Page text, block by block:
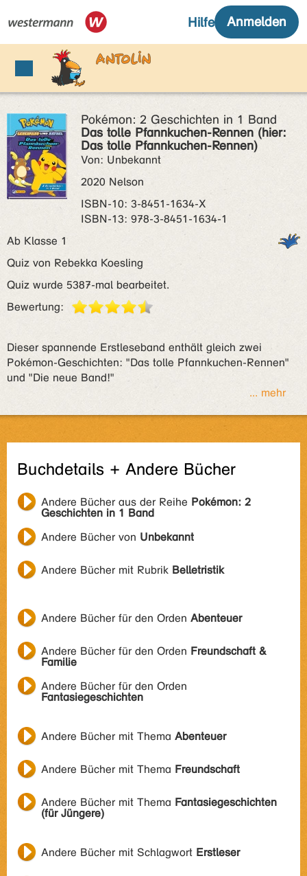
Pokémon: 2 Geschichten in 1 Band
Das tolle Pfannkuchen-Rennen (hier:
Das tolle Pfannkuchen-Rennen)
Von: Unbekannt
2020 Nelson
ISBN‑10: 3-8451-1634-X
ISBN‑13: 978-3-8451-1634-1
Ab Klasse 1
Quiz von Rebekka Koesling
Quiz wurde 5387-mal bearbeitet.
Bewertung:
Dieser spannende Erstleseband enthält gleich zwei
Pokémon-Geschichten: "Das tolle Pfannkuchen-Rennen"
und "Die neue Band!"
... mehr
Buchdetails + Andere Bücher
Andere Bücher aus der Reihe Pokémon: 2
Geschichten in 1 Band
Andere Bücher von Unbekannt
Andere Bücher mit Rubrik Belletristik
Andere Bücher für den Orden Abenteuer
Andere Bücher für den Orden Freundschaft &
Familie
Andere Bücher für den Orden
Fantasiegeschichten
Andere Bücher mit Thema Abenteuer
Andere Bücher mit Thema Freundschaft
Andere Bücher mit Thema Fantasiegeschichten
(für Jüngere)
Andere Bücher mit Schlagwort Erstleser